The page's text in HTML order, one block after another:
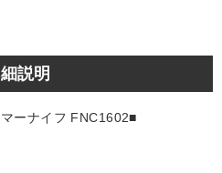
説明
ーナイフ FNC1602■